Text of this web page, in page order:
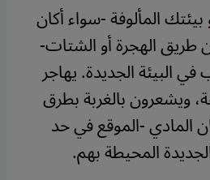
بيئتك المألوفة -سواء أكان
طريق الهجرة أو الشتات-
البيئة الجديدة. يهاجر
ويشعرون بالغربة بطرق
المادي -الموقع في حد
المحيطة بهم.